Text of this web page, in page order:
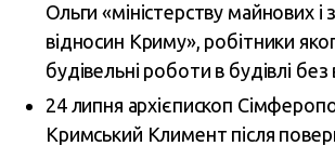
Ольги «міністерству майнових і
відносин Криму», робітники
будівельні роботи в будівлі без
24 липня архієпископ
Кримський Климент після